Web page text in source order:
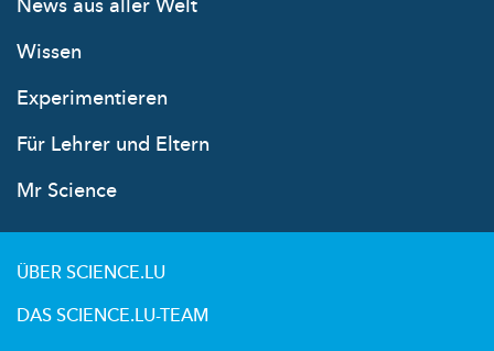
News aus aller Welt
Wissen
Experimentieren
Für Lehrer und Eltern
Mr Science
ÜBER SCIENCE.LU
DAS SCIENCE.LU-TEAM